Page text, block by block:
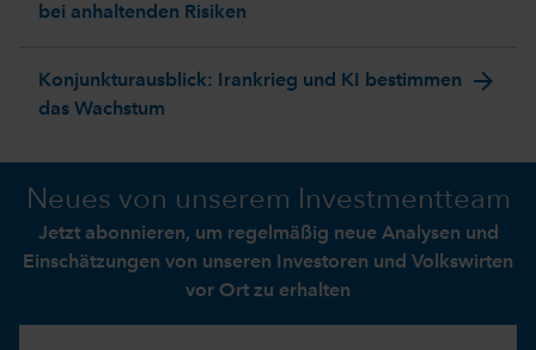
bei anhaltenden Risiken
Konjunkturausblick: Irankrieg und KI bestimmen
das Wachstum
arrow_forward
Neues von unserem Investmentteam
Jetzt abonnieren, um regelmäßig neue Analysen und
Einschätzungen von unseren Investoren und Volkswirten
vor Ort zu erhalten